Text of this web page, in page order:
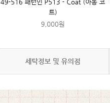
49-516 패턴인 P513 - Coat (아동 코
트)
9,000원
세탁정보 및 유의점